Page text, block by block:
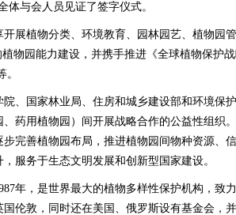
体与会人员见证了签字仪式。
展植物分类、环境教育、园林园艺、植物园
物园能力建设，并携手推进《全球植物保护
。
、国家林业局、住房和城乡建设部和环境保
药用植物园）间开展战略合作的公益性组织
完善植物园布局，推进植物园间物种资源、
服务于生态文明发展和创新型国家建设。
年，是世界最大的植物多样性保护机构，致
伦敦，同时还在美国、俄罗斯设有基金会，